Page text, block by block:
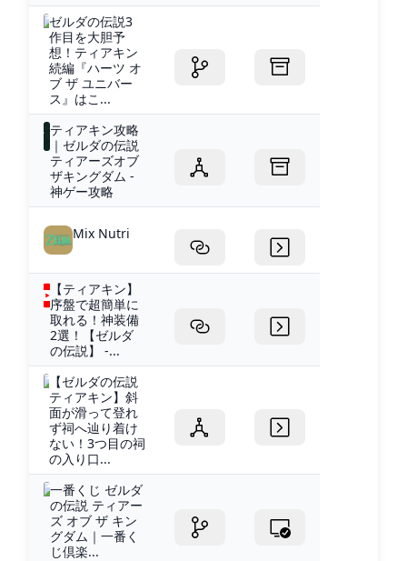
ゼルダの伝説3
作目を大胆予
想！ティアキン
続編『ハーツ オ
ブ ザ ユニバー
ス』はこ...
ティアキン攻略
｜ゼルダの伝説
ティアーズオブ
ザキングダム -
神ゲー攻略
Mix Nutri
【ティアキン】
序盤で超簡単に
取れる！神装備
2選！【ゼルダ
の伝説】 -...
【ゼルダの伝説
ティアキン】斜
面が滑って登れ
ず祠へ辿り着け
ない！3つ目の祠
の入り口...
一番くじ ゼルダ
の伝説 ティアー
ズ オブ ザ キン
グダム｜一番く
じ倶楽...